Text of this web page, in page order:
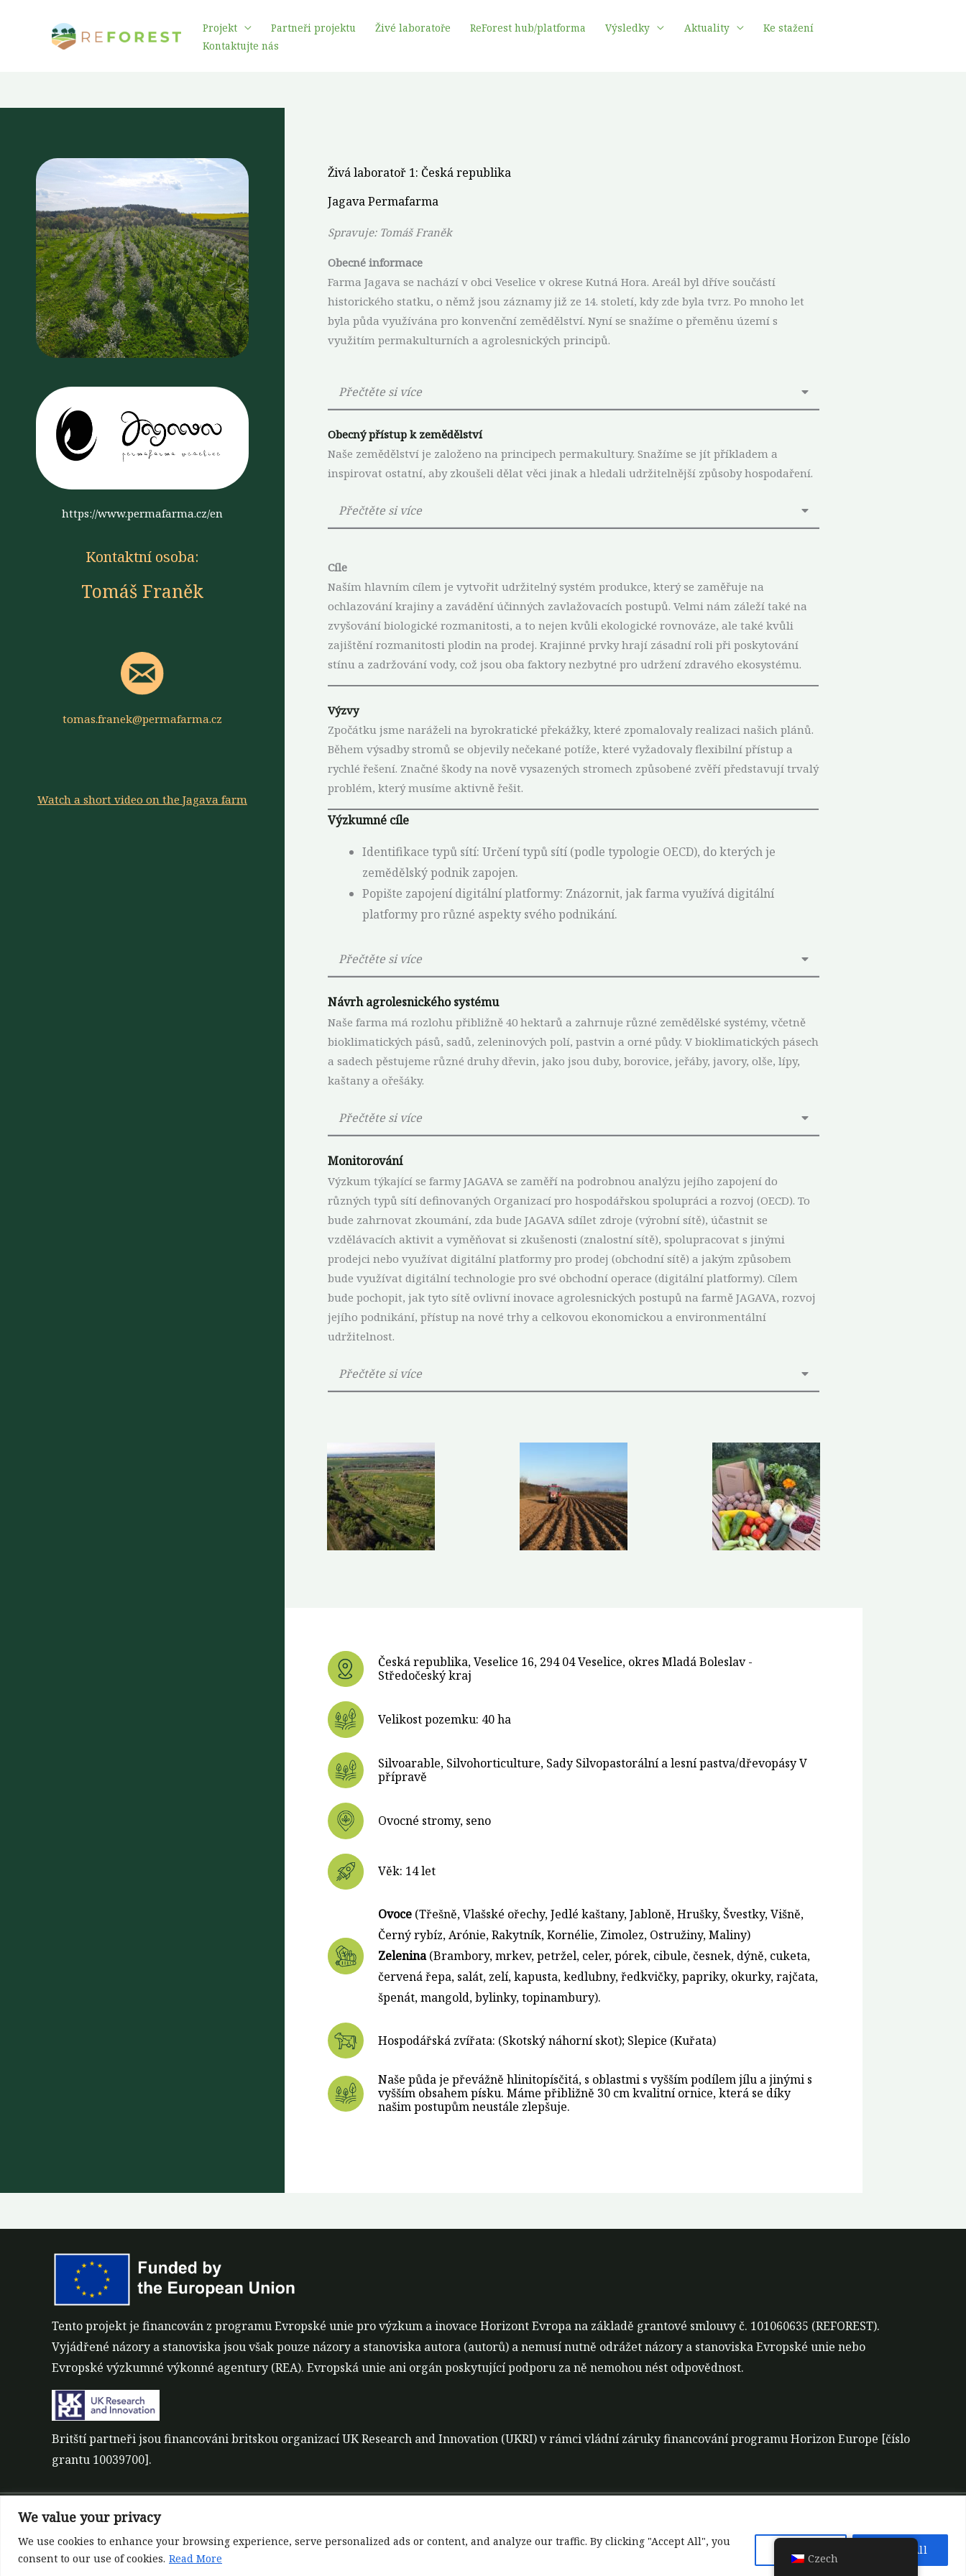
We value your privacy
We use cookies to enhance your browsing experience, serve personalized ads or content, and analyze our traffic. By clicking "Accept All", you
consent to our use of cookies. Read More
Accept All
Projekt Partneři projektu Živé laboratoře ReForest hub/platforma Výsledky Aktuality
Ke stažení
Kontaktujte nás
https://www.permafarma.cz/en
Kontaktní osoba:
Tomáš Franěk
tomas.franek@permafarma.cz
Watch a short video on the Jagava farm
Živá laboratoř 1: Česká republika
Jagava Permafarma
Spravuje: Tomáš Franěk
Obecné informace
Farma Jagava se nachází v obci Veselice v okrese Kutná Hora. Areál byl dříve součástí
historického statku, o němž jsou záznamy již ze 14. století, kdy zde byla tvrz. Po mnoho let
byla půda využívána pro konvenční zemědělství. Nyní se snažíme o přeměnu území s
využitím permakulturních a agrolesnických principů.
Přečtěte si více
Obecný přístup k zemědělství
Naše zemědělství je založeno na principech permakultury. Snažíme se jít příkladem a
inspirovat ostatní, aby zkoušeli dělat věci jinak a hledali udržitelnější způsoby hospodaření.
Přečtěte si více
Cíle
Naším hlavním cílem je vytvořit udržitelný systém produkce, který se zaměřuje na
ochlazování krajiny a zavádění účinných zavlažovacích postupů. Velmi nám záleží také na
zvyšování biologické rozmanitosti, a to nejen kvůli ekologické rovnováze, ale také kvůli
zajištění rozmanitosti plodin na prodej. Krajinné prvky hrají zásadní roli při poskytování
stínu a zadržování vody, což jsou oba faktory nezbytné pro udržení zdravého ekosystému.
Výzvy
Zpočátku jsme naráželi na byrokratické překážky, které zpomalovaly realizaci našich plánů.
Během výsadby stromů se objevily nečekané potíže, které vyžadovaly flexibilní přístup a
rychlé řešení. Značné škody na nově vysazených stromech způsobené zvěří představují trvalý
problém, který musíme aktivně řešit.
Výzkumné cíle
Identifikace typů sítí: Určení typů sítí (podle typologie OECD), do kterých je
zemědělský podnik zapojen.
Popište zapojení digitální platformy: Znázornit, jak farma využívá digitální
platformy pro různé aspekty svého podnikání.
Přečtěte si více
Návrh agrolesnického systému
Naše farma má rozlohu přibližně 40 hektarů a zahrnuje různé zemědělské systémy, včetně
bioklimatických pásů, sadů, zeleninových polí, pastvin a orné půdy. V bioklimatických pásech
a sadech pěstujeme různé druhy dřevin, jako jsou duby, borovice, jeřáby, javory, olše, lípy,
kaštany a ořešáky.
Přečtěte si více
Monitorování
Výzkum týkající se farmy JAGAVA se zaměří na podrobnou analýzu jejího zapojení do
různých typů sítí definovaných Organizací pro hospodářskou spolupráci a rozvoj (OECD). To
bude zahrnovat zkoumání, zda bude JAGAVA sdílet zdroje (výrobní sítě), účastnit se
vzdělávacích aktivit a vyměňovat si zkušenosti (znalostní sítě), spolupracovat s jinými
prodejci nebo využívat digitální platformy pro prodej (obchodní sítě) a jakým způsobem
bude využívat digitální technologie pro své obchodní operace (digitální platformy). Cílem
bude pochopit, jak tyto sítě ovlivní inovace agrolesnických postupů na farmě JAGAVA, rozvoj
jejího podnikání, přístup na nové trhy a celkovou ekonomickou a environmentální
udržitelnost.
Přečtěte si více
Česká republika, Veselice 16, 294 04 Veselice, okres Mladá Boleslav -
Středočeský kraj
Velikost pozemku: 40 ha
Silvoarable, Silvohorticulture, Sady Silvopastorální a lesní pastva/dřevopásy V
přípravě
Ovocné stromy, seno
Věk: 14 let
Ovoce (Třešně, Vlašské ořechy, Jedlé kaštany, Jabloně, Hrušky, Švestky, Višně,
Černý rybíz, Arónie, Rakytník, Kornélie, Zimolez, Ostružiny, Maliny)
Zelenina(Brambory, mrkev, petržel, celer, pórek, cibule, česnek, dýně, cuketa,
červená řepa, salát, zelí, kapusta, kedlubny, ředkvičky, papriky, okurky, rajčata,
špenát, mangold, bylinky, topinambury).
Hospodářská zvířata: (Skotský náhorní skot); Slepice (Kuřata)
Naše půda je převážně hlinitopísčitá, s oblastmi s vyšším podílem jílu a jinými s
vyšším obsahem písku. Máme přibližně 30 cm kvalitní ornice, která se díky
našim postupům neustále zlepšuje.
Tento projekt je financován z programu Evropské unie pro výzkum a inovace Horizont Evropa na základě grantové smlouvy č. 101060635 (REFOREST).
Vyjádřené názory a stanoviska jsou však pouze názory a stanoviska autora (autorů) a nemusí nutně odrážet názory a stanoviska Evropské unie nebo
Evropské výzkumné výkonné agentury (REA). Evropská unie ani orgán poskytující podporu za ně nemohou nést odpovědnost.
Britští partneři jsou financováni britskou organizací UK Research and Innovation (UKRI) v rámci vládní záruky financování programu Horizon Europe [číslo
grantu 10039700].
©All rights reserved 2022-2026 | ReForest project
Designed and Developed byEuroproject Ltd.
Czech